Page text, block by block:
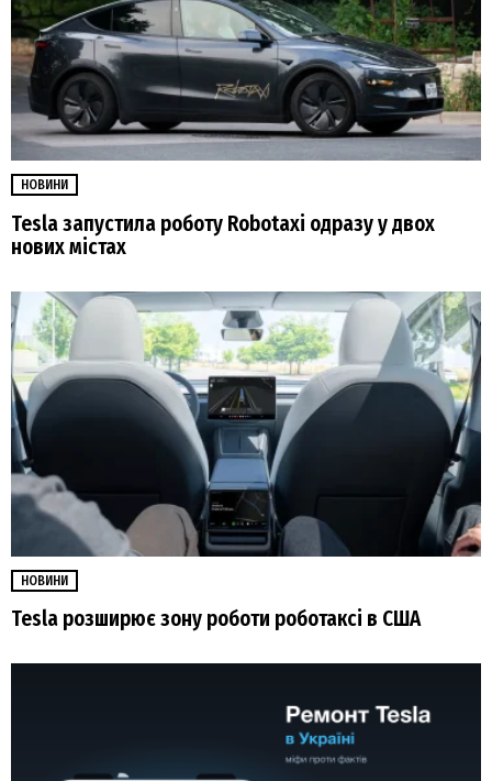
НОВИНИ
Tesla запустила роботу Robotaxi одразу у двох
нових містах
НОВИНИ
Tesla розширює зону роботи роботаксі в США